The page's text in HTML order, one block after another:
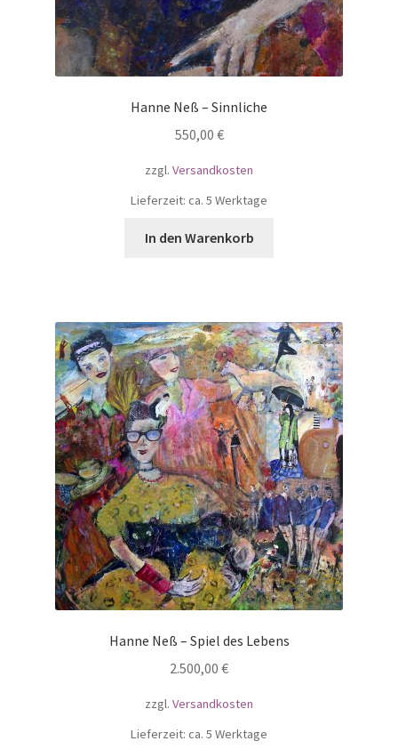
Hanne Neß – Sinnliche
550,00 €
zzgl. Versandkosten
Lieferzeit: ca. 5 Werktage
In den Warenkorb
Hanne Neß – Spiel des Lebens
2.500,00 €
zzgl. Versandkosten
Lieferzeit: ca. 5 Werktage